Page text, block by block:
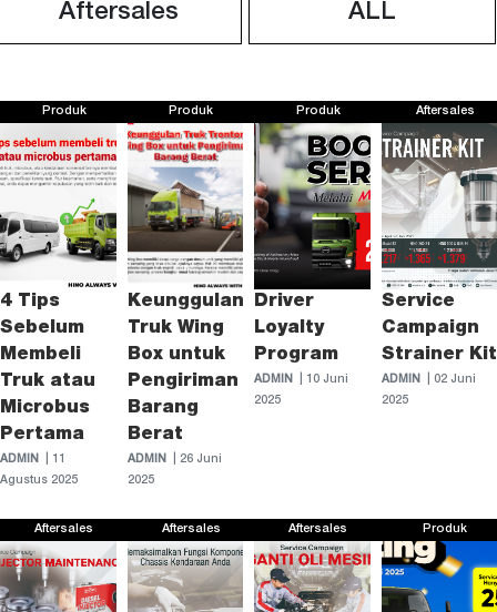
Aftersales ALL
Produk
4 Tips
Sebelum
Membeli
Truk atau
Microbus
Pertama
ADMIN | 11
Agustus 2025
Produk
Keunggulan
Truk Wing
Box untuk
Pengiriman
Barang
Berat
ADMIN| 26 Juni
2025
Produk
Driver
Loyalty
Program
ADMIN | 10 Juni
2025
Aftersales
Service
Campaign
Strainer Kit
ADMIN| 02 Juni
2025
Aftersales Aftersales Aftersales Produk